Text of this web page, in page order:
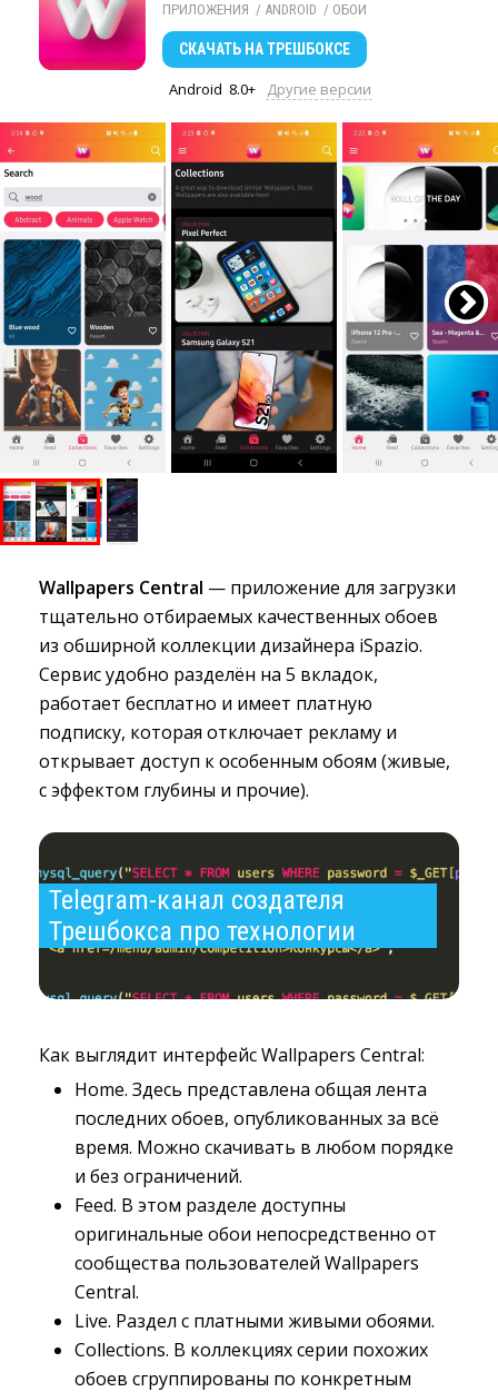
ПРИЛОЖЕНИЯ / ANDROID / ОБОИ
СКАЧАТЬ НА ТРЕШБОКСЕ
Android 8.0+ Другие версии
Wallpapers Central — приложение для загрузки
тщательно отбираемых качественных обоев
из обширной коллекции дизайнера iSpazio.
Сервис удобно разделён на 5 вкладок,
работает бесплатно и имеет платную
подписку, которая отключает рекламу и
открывает доступ к особенным обоям (живые,
с эффектом глубины и прочие).
Telegram-канал создателя
Трешбокса про технологии
Как выглядит интерфейс Wallpapers Central:
Home. Здесь представлена общая лента
последних обоев, опубликованных за всё
время. Можно скачивать в любом порядке
и без ограничений.
Feed. В этом разделе доступны
оригинальные обои непосредственно от
сообщества пользователей Wallpapers
Central.
Live. Раздел с платными живыми обоями.
Collections. В коллекциях серии похожих
обоев сгруппированы по конкретным